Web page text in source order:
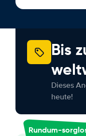
Bis
Dieses
heute!
Rundum-